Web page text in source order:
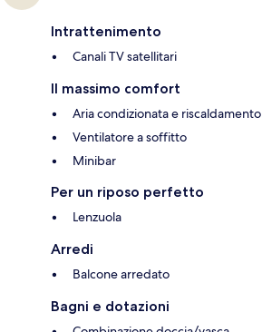
Intrattenimento
Canali TV satellitari
Il massimo comfort
Aria condizionata e riscaldamento
Ventilatore a soffitto
Minibar
Per un riposo perfetto
Lenzuola
Arredi
Balcone arredato
Bagni e dotazioni